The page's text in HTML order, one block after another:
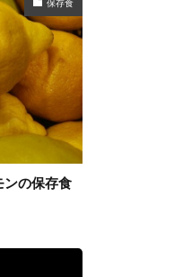
保存食
ンの保存食